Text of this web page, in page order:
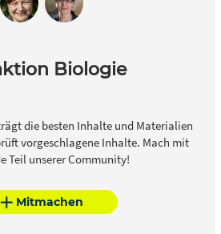
Biologie
die besten Inhalte und Materialien
vorgeschlagene Inhalte. Mach mit
Teil unserer Community!
Mitmachen